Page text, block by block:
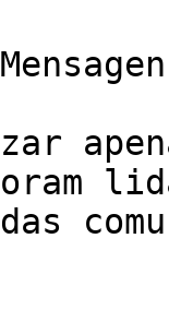
das